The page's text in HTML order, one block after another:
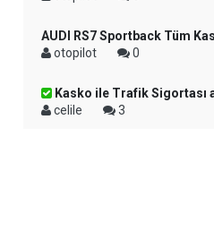
AUDI RS7 Sportback Tüm
otopilot
0
Kasko ile Trafik Sigortası
celile
3